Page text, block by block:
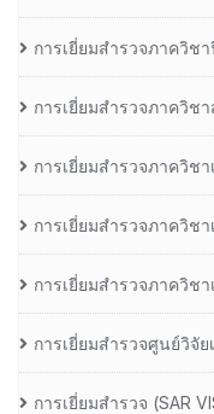
การเยี่ยมสำรวจภาควิช
การเยี่ยมสำรวจภาควิช
การเยี่ยมสำรวจภาควิชา
การเยี่ยมสำรวจภาควิช
การเยี่ยมสำรวจภาควิช
การเยี่ยมสำรวจศูนย์วิจั
การเยี่ยมสํารวจ (SAR